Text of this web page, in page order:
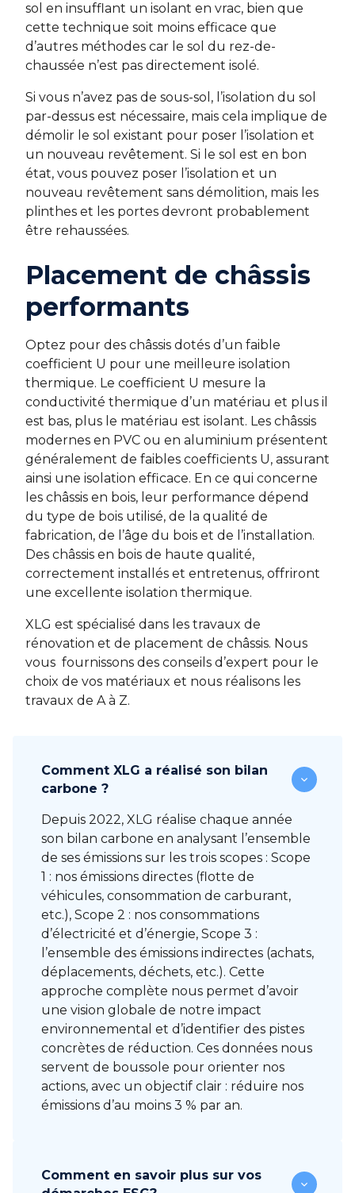
sol en insufflant un isolant en vrac, bien que
cette technique soit moins efficace que
d’autres méthodes car le sol du rez-de-
chaussée n’est pas directement isolé.
Si vous n’avez pas de sous-sol, l’isolation du sol
par-dessus est nécessaire, mais cela implique de
démolir le sol existant pour poser l’isolation et
un nouveau revêtement. Si le sol est en bon
état, vous pouvez poser l’isolation et un
nouveau revêtement sans démolition, mais les
plinthes et les portes devront probablement
être rehaussées.
Placement de châssis
performants
Optez pour des châssis dotés d’un faible
coefficient U pour une meilleure isolation
thermique. Le coefficient U mesure la
conductivité thermique d’un matériau et plus il
est bas, plus le matériau est isolant. Les châssis
modernes en PVC ou en aluminium présentent
généralement de faibles coefficients U, assurant
ainsi une isolation efficace. En ce qui concerne
les châssis en bois, leur performance dépend
du type de bois utilisé, de la qualité de
fabrication, de l’âge du bois et de l’installation.
Des châssis en bois de haute qualité,
correctement installés et entretenus, offriront
une excellente isolation thermique.
XLG est spécialisé dans les travaux de
rénovation et de placement de châssis. Nous
vous fournissons des conseils d’expert pour le
choix de vos matériaux et nous réalisons les
travaux de A à Z.
Comment XLG a réalisé son bilan
carbone ?
Depuis 2022, XLG réalise chaque année
son bilan carbone en analysant l’ensemble
de ses émissions sur les trois scopes : Scope
1 : nos émissions directes (flotte de
véhicules, consommation de carburant,
etc.), Scope 2 : nos consommations
d’électricité et d’énergie, Scope 3 :
l’ensemble des émissions indirectes (achats,
déplacements, déchets, etc.). Cette
approche complète nous permet d’avoir
une vision globale de notre impact
environnemental et d’identifier des pistes
concrètes de réduction. Ces données nous
servent de boussole pour orienter nos
actions, avec un objectif clair : réduire nos
émissions d’au moins 3 % par an.
Comment en savoir plus sur vos